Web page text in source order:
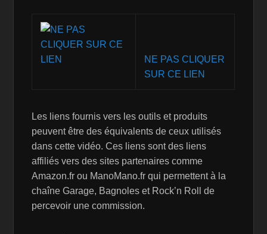
NE PAS CLIQUER
SUR CE LIEN
Les liens fournis vers les outils et produits
peuvent être des équivalents de ceux utilisés
dans cette vidéo. Ces liens sont des liens
affiliés vers des sites partenaires comme
Amazon.fr ou ManoMano.fr qui permettent à la
chaîne Garage, Bagnoles et Rock’n Roll de
percevoir une commission.